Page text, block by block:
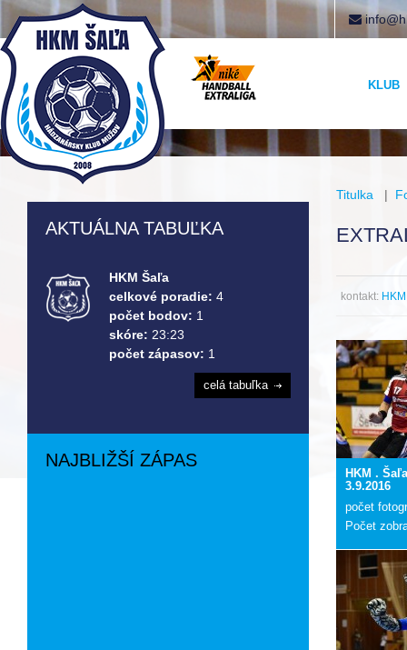
KLUB
Titulka |
kontakt:
HKM .
3.9.2016
počet
Počet
AKTUÁLNA TABUĽKA
HKM Šaľa
celkové poradie: 4
počet bodov: 1
skóre: 23:23
počet zápasov: 1
celá tabuľka
NAJBLIŽŠÍ ZÁPAS